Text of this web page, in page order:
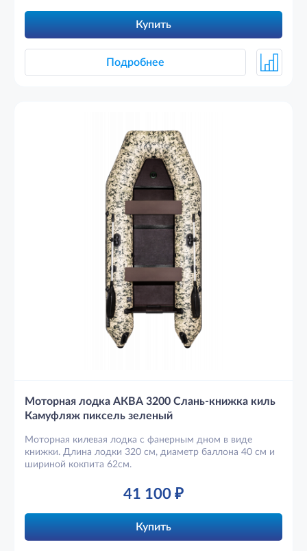
Купить
Подробнее
Моторная лодка АКВА 3200 Слань-книжка киль
Камуфляж пиксель зеленый
Моторная килевая лодка с фанерным дном в виде
книжки. Длина лодки 320 см, диаметр баллона 40 см и
шириной кокпита 62см.
41 100 ₽
Купить